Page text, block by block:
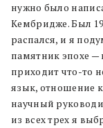
нужно было
Кембридже. Был
распался, и я
памятник эпохе —
приходит что-то
язык, отношение
научный
из всех трех я